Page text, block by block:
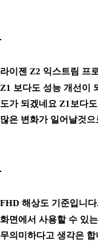
라이젠 Z2 익스트림 프
Z1 보다도 성능 개선이
도가 되겠네요 Z1보다
많은 변화가 일어날것으
FHD 해상도 기준입니다.
화면에서 사용할 수 있
무의미하다고 생각은 합